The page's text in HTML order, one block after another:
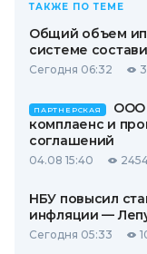
ТАКЖЕ ПО ТЕМЕ
Общий объем
системе
Сегодня 06:32
ПАРТНЕРСКАЯ
ООО
комплаенс и
соглашений
04.08 15:40
НБУ повысил
инфляции —
Сегодня 05:33